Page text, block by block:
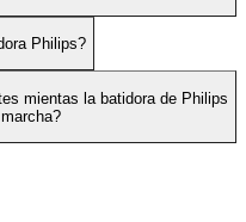
Philips?
mientas la batidora de Philips